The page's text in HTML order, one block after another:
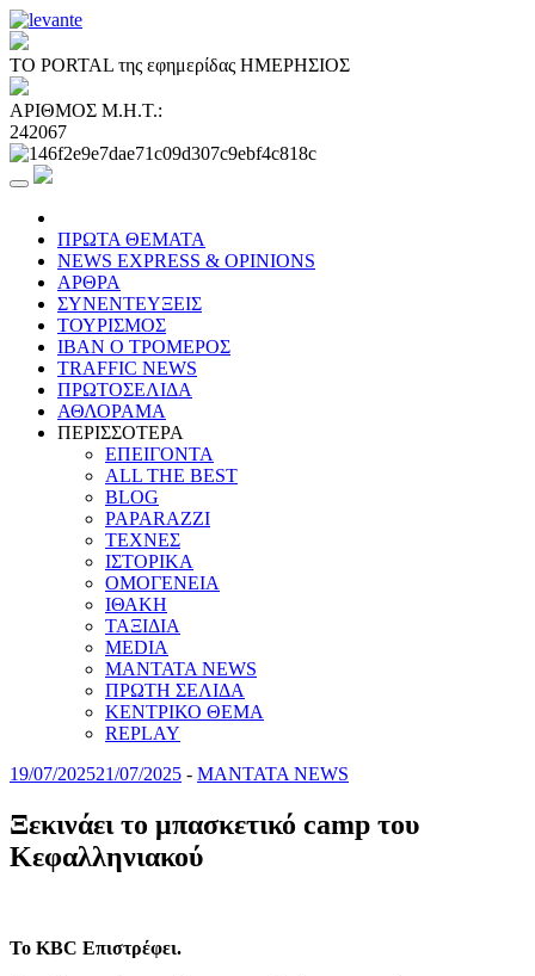
ΤΟ PORTAL της εφημερίδας ΗΜΕΡΗΣΙΟΣ
ΑΡΙΘΜΟΣ Μ.Η.Τ.:
242067
ΠΡΩΤΑ ΘΕΜΑΤΑ
NEWS EXPRESS & OPINIONS
ΑΡΘΡΑ
ΣΥΝΕΝΤΕΥΞΕΙΣ
ΤΟΥΡΙΣΜΟΣ
ΙΒΑΝ Ο ΤΡΟΜΕΡΟΣ
TRAFFIC NEWS
ΠΡΩΤΟΣΕΛΙΔΑ
ΑΘΛΟΡΑΜΑ
ΠΕΡΙΣΣΟΤΕΡΑ
ΕΠΕΙΓΟΝΤΑ
ALL THE BEST
BLOG
PAPARAZZI
ΤΕΧΝΕΣ
ΙΣΤΟΡΙΚΑ
ΟΜΟΓΕΝΕΙΑ
ΙΘΑΚΗ
ΤΑΞΙΔΙΑ
MEDIA
MANTATA NEWS
ΠΡΩΤΗ ΣΕΛΙΔΑ
ΚΕΝΤΡΙΚΟ ΘΕΜΑ
REPLAY
19/07/202521/07/2025 - MANTATA NEWS
Ξεκινάει το μπασκετικό camp του
Κεφαλληνιακού
Το KBC Επιστρέφει.